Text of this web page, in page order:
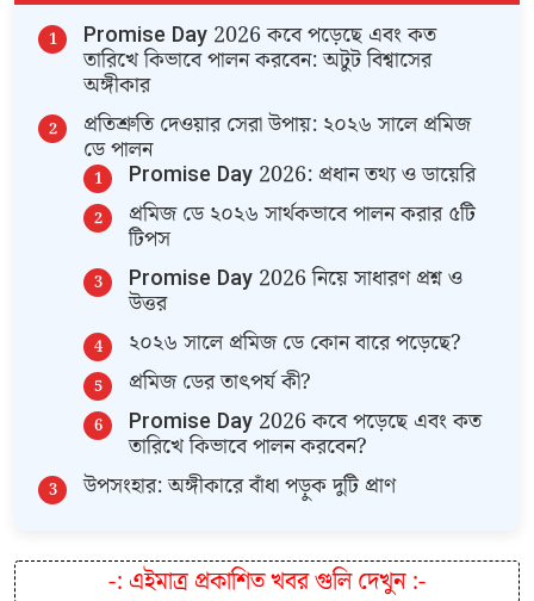
​Promise Day 2026 কবে পড়েছে এবং কত
তারিখে কিভাবে পালন করবেন: অটুট বিশ্বাসের
অঙ্গীকার
​প্রতিশ্রুতি দেওয়ার সেরা উপায়: ২০২৬ সালে প্রমিজ
ডে পালন
​Promise Day 2026: প্রধান তথ্য ও ডায়েরি
প্রমিজ ডে ২০২৬ সার্থকভাবে পালন করার ৫টি
টিপস
​Promise Day 2026 নিয়ে সাধারণ প্রশ্ন ও
উত্তর
​২০২৬ সালে প্রমিজ ডে কোন বারে পড়েছে?
​প্রমিজ ডের তাৎপর্য কী?
​Promise Day 2026 কবে পড়েছে এবং কত
তারিখে কিভাবে পালন করবেন?
​উপসংহার: অঙ্গীকারে বাঁধা পড়ুক দুটি প্রাণ
-: এইমাত্র প্রকাশিত খবর গুলি দেখুন:-